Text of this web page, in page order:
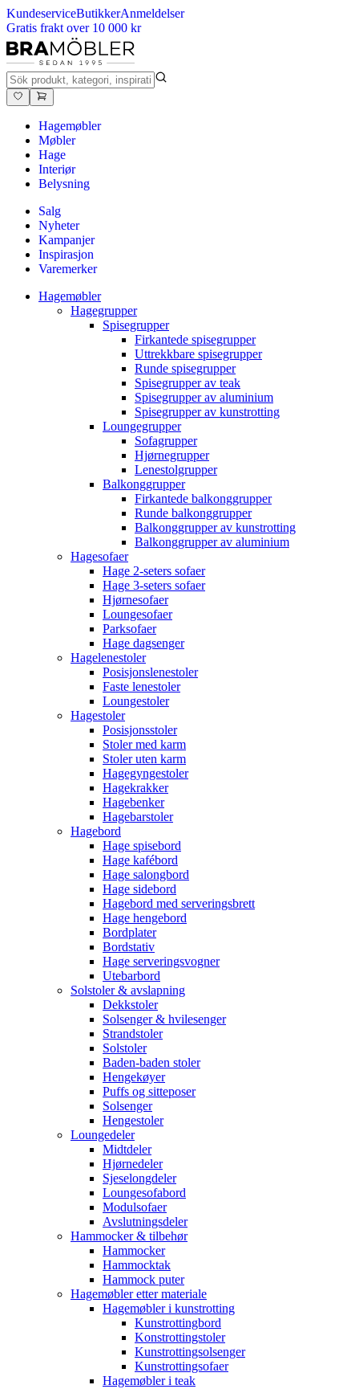
KundeserviceButikkerAnmeldelser
Gratis frakt over 10 000 kr
Hagemøbler
Møbler
Hage
Interiør
Belysning
Salg
Nyheter
Kampanjer
Inspirasjon
Varemerker
Hagemøbler
Hagegrupper
Spisegrupper
Firkantede spisegrupper
Uttrekkbare spisegrupper
Runde spisegrupper
Spisegrupper av teak
Spisegrupper av aluminium
Spisegrupper av kunstrotting
Loungegrupper
Sofagrupper
Hjørnegrupper
Lenestolgrupper
Balkonggrupper
Firkantede balkonggrupper
Runde balkonggrupper
Balkonggrupper av kunstrotting
Balkonggrupper av aluminium
Hagesofaer
Hage 2-seters sofaer
Hage 3-seters sofaer
Hjørnesofaer
Loungesofaer
Parksofaer
Hage dagsenger
Hagelenestoler
Posisjonslenestoler
Faste lenestoler
Loungestoler
Hagestoler
Posisjonsstoler
Stoler med karm
Stoler uten karm
Hagegyngestoler
Hagekrakker
Hagebenker
Hagebarstoler
Hagebord
Hage spisebord
Hage kafébord
Hage salongbord
Hage sidebord
Hagebord med serveringsbrett
Hage hengebord
Bordplater
Bordstativ
Hage serveringsvogner
Utebarbord
Solstoler & avslapning
Dekkstoler
Solsenger & hvilesenger
Strandstoler
Solstoler
Baden-baden stoler
Hengekøyer
Puffs og sitteposer
Solsenger
Hengestoler
Loungedeler
Midtdeler
Hjørnedeler
Sjeselongdeler
Loungesofabord
Modulsofaer
Avslutningsdeler
Hammocker & tilbehør
Hammocker
Hammocktak
Hammock puter
Hagemøbler etter materiale
Hagemøbler i kunstrotting
Kunstrottingbord
Konstrottingstoler
Kunstrottingsolsenger
Kunstrottingsofaer
Hagemøbler i teak